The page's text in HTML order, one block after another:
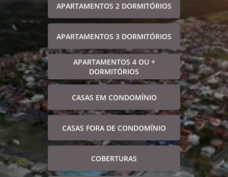
APARTAMENTOS 2 DORMITÓRIOS
APARTAMENTOS 3 DORMITÓRIOS
APARTAMENTOS 4 OU +
DORMITÓRIOS
CASAS EM CONDOMÍNIO
CASAS FORA DE CONDOMÍNIO
COBERTURAS